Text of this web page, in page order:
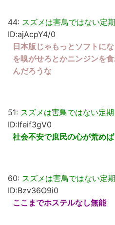
44: スズメは害鳥ではない定期
ID:ajAcpY4/0
日本版じゃもっとソフトに
を嗅がせろとかニンジンを
んだろうな
51: スズメは害鳥ではない定期
ID:Ifeif3gV0
社会不安で庶民の心が荒め
60: スズメは害鳥ではない定期
ID:Bzv36O9i0
ここまでホステルなし無能